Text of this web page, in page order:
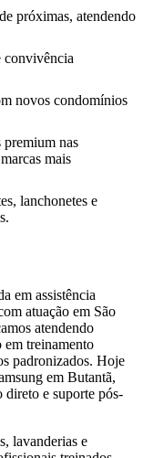
próximas, atendendo
convivência
novos condomínios
premium nas
mais
lanchonetes e
em assistência
atuação em São
atendendo
em treinamento
padronizados. Hoje
em Butantã,
e suporte pós-
lavanderias e